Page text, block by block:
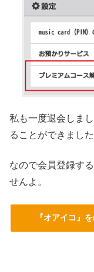
私も一度退会しま
ることができました
なので会員登録す
せんよ。
『オアイコ』